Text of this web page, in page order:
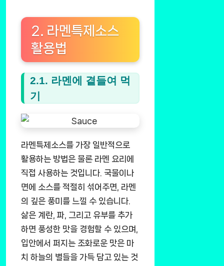
2. 라멘특제소스
활용법
2.1. 라멘에 곁들여 먹
기
라멘특제소스를 가장 일반적으로
활용하는 방법은 물론 라멘 요리에
직접 사용하는 것입니다. 국물이나
면에 소스를 적절히 섞어주면, 라멘
의 깊은 풍미를 느낄 수 있습니다.
삶은 계란, 파, 그리고 유부를 추가
하면 풍성한 맛을 경험할 수 있으며,
입안에서 퍼지는 조화로운 맛은 마
치 하늘의 별들을 가득 담고 있는 것